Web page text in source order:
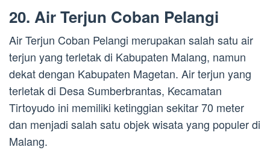
20. Air Terjun Coban Pelangi
Air Terjun Coban Pelangi merupakan salah satu air
terjun yang terletak di Kabupaten Malang, namun
dekat dengan Kabupaten Magetan. Air terjun yang
terletak di Desa Sumberbrantas, Kecamatan
Tirtoyudo ini memiliki ketinggian sekitar 70 meter
dan menjadi salah satu objek wisata yang populer di
Malang.